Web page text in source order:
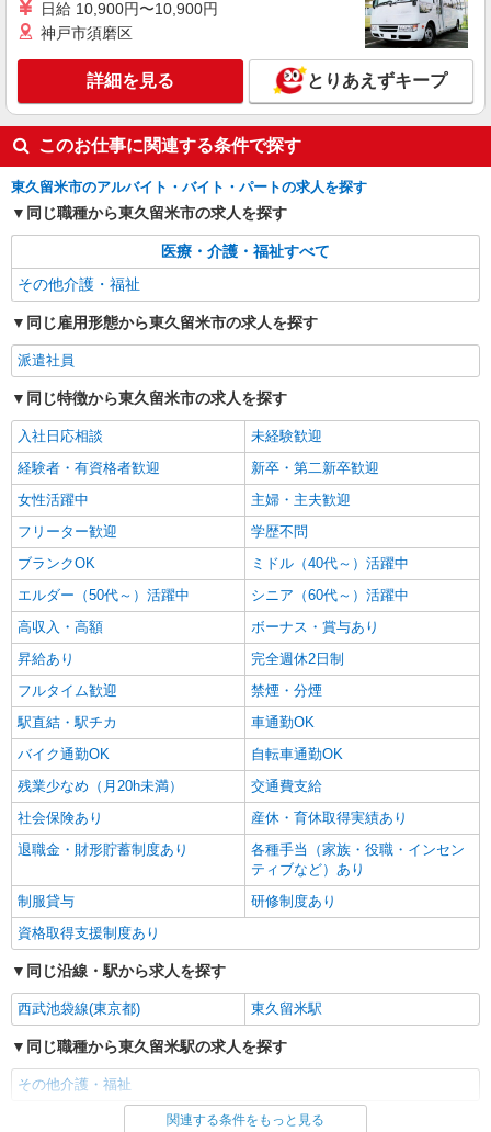
日給 10,900円〜10,900円
神戸市須磨区
詳細を見る とりあえずキープ
このお仕事に関連する条件で探す
東久留米市のアルバイト・バイト・パートの求人を探す
同じ職種から東久留米市の求人を探す
医療・介護・福祉すべて
その他介護・福祉
同じ雇用形態から東久留米市の求人を探す
派遣社員
同じ特徴から東久留米市の求人を探す
入社日応相談
未経験歓迎
経験者・有資格者歓迎
新卒・第二新卒歓迎
女性活躍中
主婦・主夫歓迎
フリーター歓迎
学歴不問
ブランクOK
ミドル（40代～）活躍中
エルダー（50代～）活躍中
シニア（60代～）活躍中
高収入・高額
ボーナス・賞与あり
昇給あり
完全週休2日制
フルタイム歓迎
禁煙・分煙
駅直結・駅チカ
車通勤OK
バイク通勤OK
自転車通勤OK
残業少なめ（月20h未満）
交通費支給
社会保険あり
産休・育休取得実績あり
退職金・財形貯蓄制度あり
各種手当（家族・役職・インセン
ティブなど）あり
制服貸与
研修制度あり
資格取得支援制度あり
同じ沿線・駅から求人を探す
西武池袋線(東京都) 東久留米駅
同じ職種から東久留米駅の求人を探す
その他介護・福祉
同じ雇用形態から東久留米駅の求人を探す
関連する条件をもっと見る